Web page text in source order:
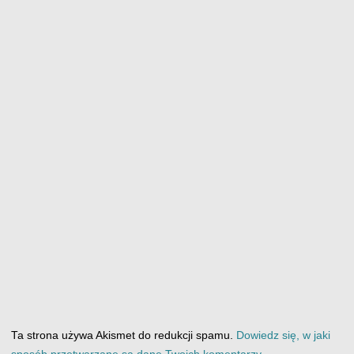
Ta strona używa Akismet do redukcji spamu.
Dowiedz się, w jaki